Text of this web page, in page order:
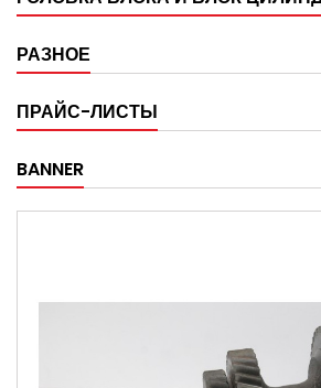
РАЗНОЕ
ПРАЙС-ЛИСТЫ
BANNER